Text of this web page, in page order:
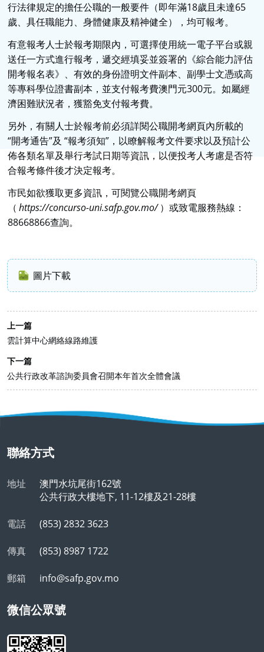
行法律規定的擔任公職的一般要件（即年滿18歲且未達65
歲、具任職能力、身體健康及精神健全），均可報考。
有意報考人士於報考期限內，可選擇使用統一電子平台或親
送任一方式進行報考，遞交經填妥並簽署的《綜合能力評估
開考報名表》、有效的身份證明文件副本、副學士文憑或高
等專科學位證書副本，並支付報考費澳門元300元。如屬經
濟困難狀況者，獲豁免支付報考費。
另外，有關人士於報考前必須詳閱公職開考網頁內所載的
“開考通告”及 “報考須知”，以瞭解報考文件要求以及預計公
佈各類名單及舉行考試日期等資訊，以便投考人考慮是否符
合報考條件後才決定報考。
市民如欲獲取更多資訊，可閱覽公職開考網頁
（ https://concurso-uni.safp.gov.mo/ ）或致電服務熱線：
88668866查詢。
圖片下載
上一篇
雲計算中心網絡線路維護
下一篇
公共行政改革諮詢委員會召開本年首次全體會議
聯絡方式
地址
澳門水坑尾街162號
公共行政大樓地下, 11-12樓及21-28樓
電話 (853) 2832 3623
傳真 (853) 8987 1722
郵箱 info@safp.gov.mo
微信公眾號